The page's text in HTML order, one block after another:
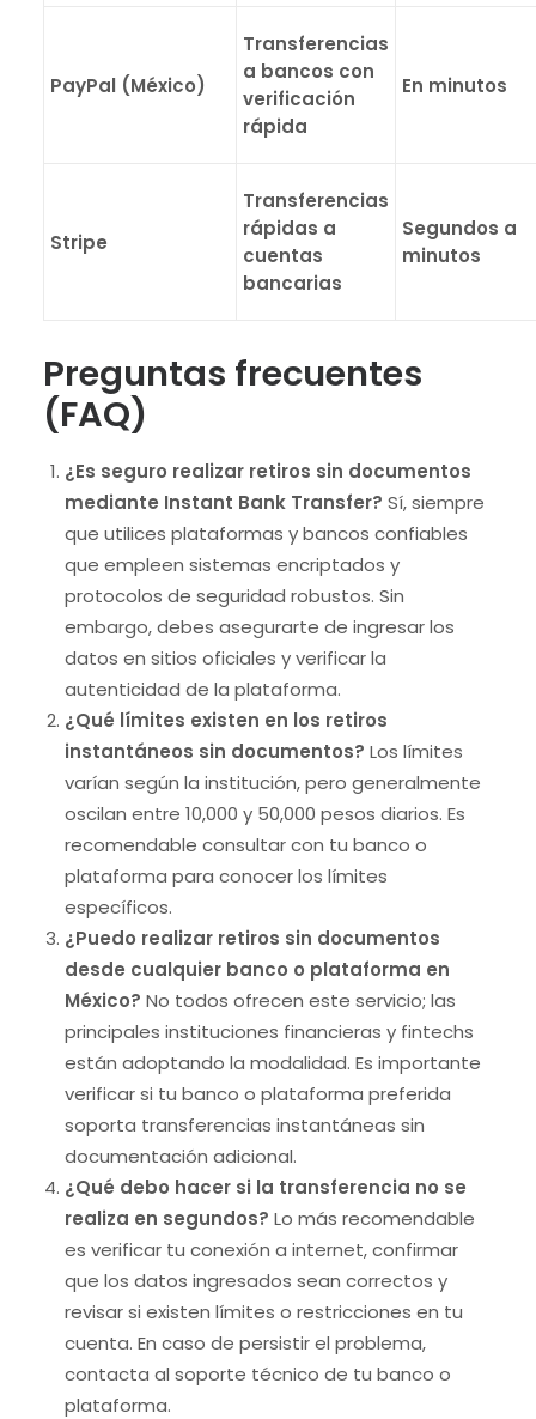
PayPal (México)
Transferencias
a bancos con
verificación
rápida
En minutos
Stripe
Transferencias
rápidas a
cuentas
bancarias
Segundos a
minutos
Preguntas frecuentes
(FAQ)
¿Es seguro realizar retiros sin documentos
mediante Instant Bank Transfer? Sí, siempre
que utilices plataformas y bancos confiables
que empleen sistemas encriptados y
protocolos de seguridad robustos. Sin
embargo, debes asegurarte de ingresar los
datos en sitios oficiales y verificar la
autenticidad de la plataforma.
¿Qué límites existen en los retiros
instantáneos sin documentos? Los límites
varían según la institución, pero generalmente
oscilan entre 10,000 y 50,000 pesos diarios. Es
recomendable consultar con tu banco o
plataforma para conocer los límites
específicos.
¿Puedo realizar retiros sin documentos
desde cualquier banco o plataforma en
México? No todos ofrecen este servicio; las
principales instituciones financieras y fintechs
están adoptando la modalidad. Es importante
verificar si tu banco o plataforma preferida
soporta transferencias instantáneas sin
documentación adicional.
¿Qué debo hacer si la transferencia no se
realiza en segundos? Lo más recomendable
es verificar tu conexión a internet, confirmar
que los datos ingresados sean correctos y
revisar si existen límites o restricciones en tu
cuenta. En caso de persistir el problema,
contacta al soporte técnico de tu banco o
plataforma.